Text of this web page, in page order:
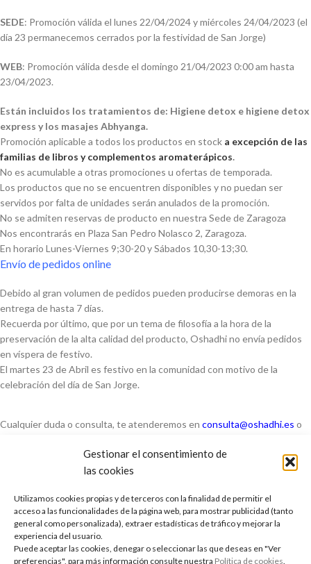
Gestionar el consentimiento de
las cookies
Utilizamos cookies propias y de terceros con la finalidad de permitir el
acceso a las funcionalidades de la página web, para mostrar publicidad (tanto
general como personalizada), extraer estadísticas de tráfico y mejorar la
experiencia del usuario.
Puede aceptar las cookies, denegar o seleccionar las que deseas en "Ver
preferencias", para más información consulte nuestra Política de cookies.
SEDE: Promoción válida el lunes 22/04/2024 y miércoles 24/04/2023 (el
día 23 permanecemos cerrados por la festividad de San Jorge)
WEB: Promoción válida desde el domingo 21/04/2023 0:00 am hasta
23/04/2023.
Están incluidos los tratamientos de: Higiene detox e higiene detox
express y los masajes Abhyanga.
Promoción aplicable a todos los productos en stock a excepción de las
familias de libros y complementos aromaterápicos.
No es acumulable a otras promociones u ofertas de temporada.
Los productos que no se encuentren disponibles y no puedan ser
servidos por falta de unidades serán anulados de la promoción.
No se admiten reservas de producto en nuestra Sede de Zaragoza
Nos encontrarás en Plaza San Pedro Nolasco 2, Zaragoza.
En horario Lunes-Viernes 9;30-20 y Sábados 10,30-13;30.
Envío de pedidos online
Debido al gran volumen de pedidos pueden producirse demoras en la
entrega de hasta 7 días.
Recuerda por último, que por un tema de filosofía a la hora de la
preservación de la alta calidad del producto, Oshadhi no envía pedidos
en víspera de festivo.
El martes 23 de Abril es festivo en la comunidad con motivo de la
celebración del día de San Jorge.
Cualquier duda o consulta, te atenderemos en consulta@oshadhi.es o
descuentodia de la tierra